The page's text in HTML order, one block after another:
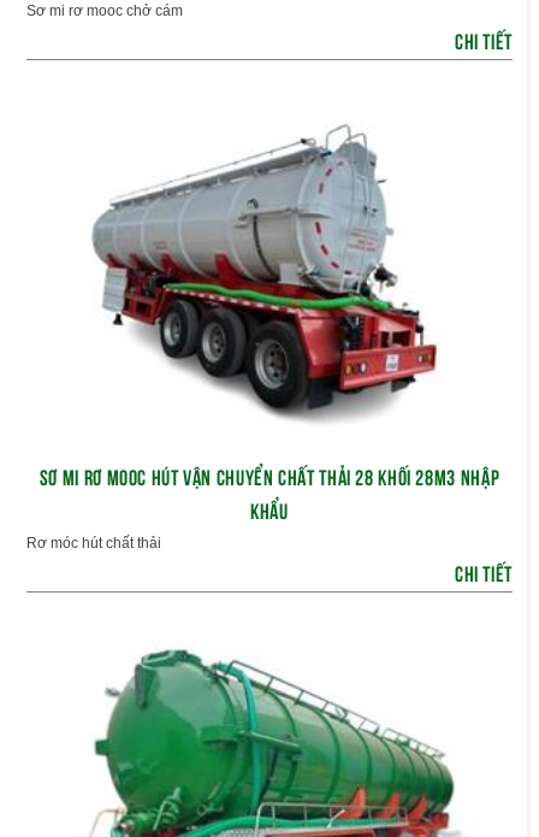
Sơ mi rơ mooc chở cám
CHI TIẾT
SƠ MI RƠ MOOC HÚT VẬN CHUYỂN CHẤT THẢI 28 KHỐI 28M3 NHẬP
KHẨU
Rơ móc hút chất thải
CHI TIẾT